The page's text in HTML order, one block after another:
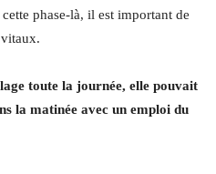
phase-là, il est important de
toute la journée, elle pouvait
la matinée avec un emploi du